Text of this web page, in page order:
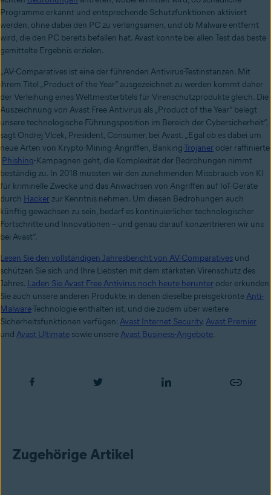
Programme erkannt und entsprechende Schutzfunktionen aktiviert
werden, ohne dabei den PC zu verlangsamen, und ob Malware entfernt
wird, die den PC bereits befallen hat. Avast konnte bei allen Test das beste
gemittelte Ergebnis erzielen.
„AV-Comparatives ist eine der führenden Antivirus-Testinstanzen. Mit
ihrem Titel „Product of the Year“ ausgezeichnet zu werden kommt daher
der Verleihung eines Weltmeistertitels für Virenschutzprodukte gleich. Die
Auszeichnung von Avast Free Antivirus als „Product of the Year“ belegt
unsere technologische Führungsposition im Bereich der Cybersicherheit“,
sagt Ondrej Vlcek, President, Consumer, bei Avast. „Egal ob es dabei um
neue Arten von Krypto-Mining-Angriffen, Banking-Trojaner oder raffinierte
Phishing-Kampagnen geht, die Komplexität der Bedrohungen nimmt
beständig zu. In 2018 mussten wir den zunehmenden Missbrauch von KI
für kriminelle Zwecke und das Anwachsen von Angriffen auf IoT-Geräte
durch Hacker zur Kenntnis nehmen. Um diesen Bedrohungen auch
künftig gewachsen zu sein, bedarf es kontinuierlicher technologischer
Fortschritte und Innovationen – und genau darauf konzentrieren wir uns
bei Avast“.
Lesen Sie den vollständigen Jahresbericht von AV-Comparatives und
schützen Sie sich und Ihre Liebsten mit dem stärksten Virenschutz des
Jahres. Laden Sie Avast Free Antivirus noch heute herunter oder erkunden
Sie auch unsere anderen Produkte, in denen dieselbe preisgekrönte Anti-
Malware-Technologie enthalten ist, und die zudem über weitere
Sicherheitsfunktionen verfügen: Avast Internet Security, Avast Premier
und Avast Ultimate sowie unsere Avast Business-Angebote.
Zugehörige Artikel